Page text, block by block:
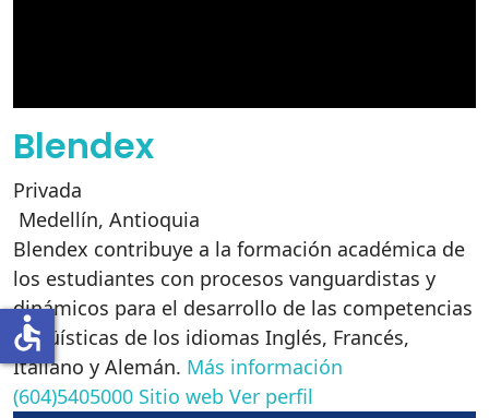
Blendex
Privada
Medellín, Antioquia
Blendex contribuye a la formación académica de
los estudiantes con procesos vanguardistas y
dinámicos para el desarrollo de las competencias
lingüísticas de los idiomas Inglés, Francés,
Italiano y Alemán. Más información
(604)5405000 Sitio web Ver perfil
accessible